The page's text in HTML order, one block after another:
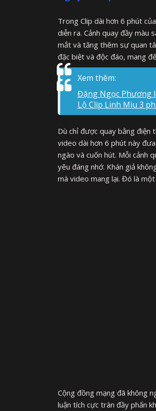
Trong Clip dài hơn 6 phút
diễn ra. Cảnh quay đầy màu
mắt và tăng thêm sự quan
đặc biệt và độc đáo, mang
Xem thêm:
Đặng Ngọc Phương
Lộ Clip Linh Miu 3
Dù chỉ được quay bằng điện
video dài hơn 6 phút này
ngào và cuốn hút. Mỗi cảnh
yêu đáng nhớ. Khán giả
mà video mang lại. Đó là
Cộng đồng mạng đã không
luận tích cực tràn đầy phấn